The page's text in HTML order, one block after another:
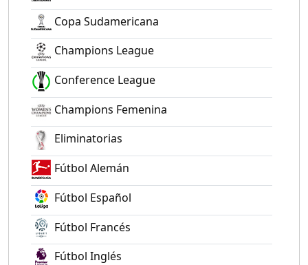
Copa Sudamericana
Champions League
Conference League
Champions Femenina
Eliminatorias
Fútbol Alemán
Fútbol Español
Fútbol Francés
Fútbol Inglés